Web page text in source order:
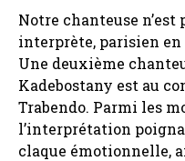
Notre chanteuse
interprète, parisien en
Une deuxième
Kadebostany est au
Trabendo. Parmi les
l’interprétation
claque émotionnelle,